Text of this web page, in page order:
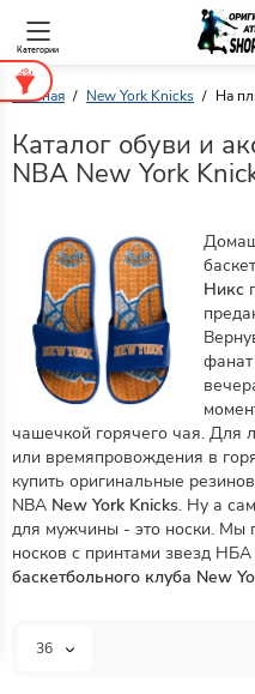
Категории
Главная New York Knicks На
Каталог обуви и
NBA New York
Никс
чашечкой горячего чая. Для
или времяпровождения в
купить оригинальные
NBA New York Knicks. Ну а
для мужчины - это носки. Мы
носков с принтами звезд
баскетбольного клуба New
36